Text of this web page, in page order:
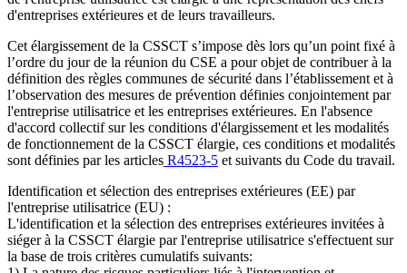
d'entreprises extérieures et de leurs travailleurs.
Cet élargissement de la CSSCT s’impose dès lors qu’un point fixé à
l’ordre du jour de la réunion du CSE a pour objet de contribuer à la
définition des règles communes de sécurité dans l’établissement et à
l’observation des mesures de prévention définies conjointement par
l'entreprise utilisatrice et les entreprises extérieures. En l'absence
d'accord collectif sur les conditions d'élargissement et les modalités
de fonctionnement de la CSSCT élargie, ces conditions et modalités
sont définies par les articles R4523-5 et suivants du Code du travail.
Identification et sélection des entreprises extérieures (EE) par
l'entreprise utilisatrice (EU) :
L'identification et la sélection des entreprises extérieures invitées à
siéger à la CSSCT élargie par l'entreprise utilisatrice s'effectuent sur
la base de trois critères cumulatifs suivants: